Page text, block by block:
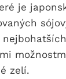
je
zelí.